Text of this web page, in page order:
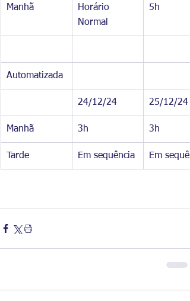
Manhã
Horário
Normal
5h
Automatizada
24/12/24 25/12/24
Manhã 3h 3h
Tarde Em sequência Em